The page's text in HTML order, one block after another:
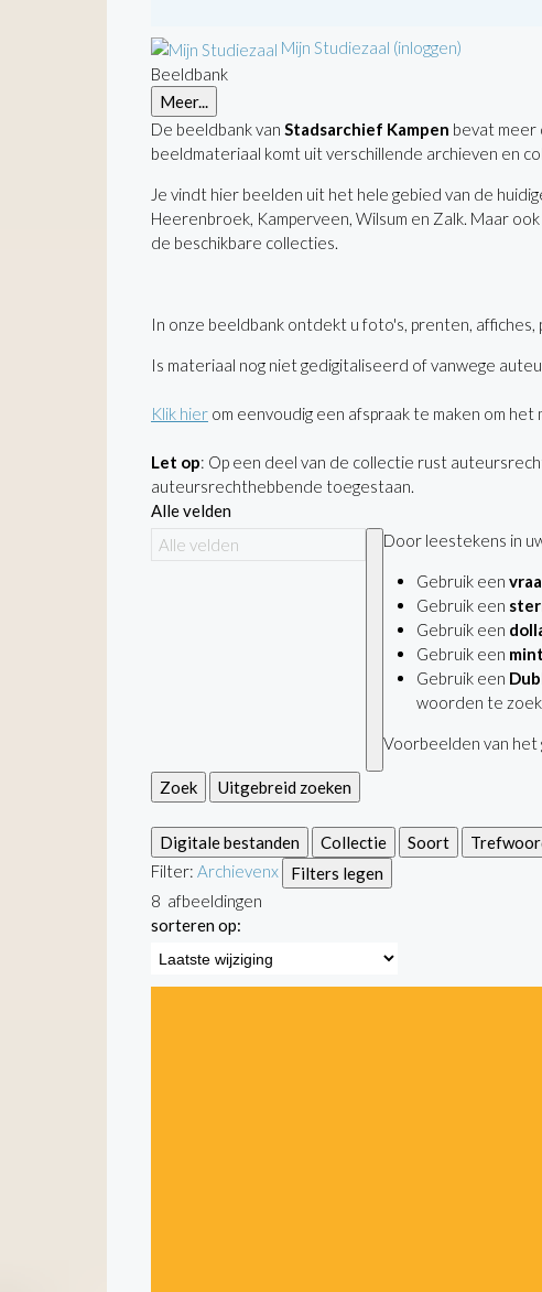
Mijn Studiezaal (inloggen)
Beeldbank
Meer...
De beeldbank van Stadsarchief Kampen bevat meer
beeldmateriaal komt uit verschillende archieven en
Je vindt hier beelden uit het hele gebied van de
Heerenbroek, Kamperveen, Wilsum en Zalk. Maar
de beschikbare collecties.
In onze beeldbank ontdekt u foto's, prenten,
Is materiaal nog niet gedigitaliseerd of vanwege
Klik hier om eenvoudig een afspraak te maken om
Let op: Op een deel van de collectie rust
auteursrechthebbende toegestaan.
Alle velden
Door leestekens in
Gebruik een
Gebruik een
Gebruik een
Gebruik een
Gebruik een
woorden te
Voorbeelden van het
Zoek Uitgebreid zoeken
Digitale bestanden Collectie Soort
Filter: Archievenx
Filters legen
8 afbeeldingen
sorteren op: